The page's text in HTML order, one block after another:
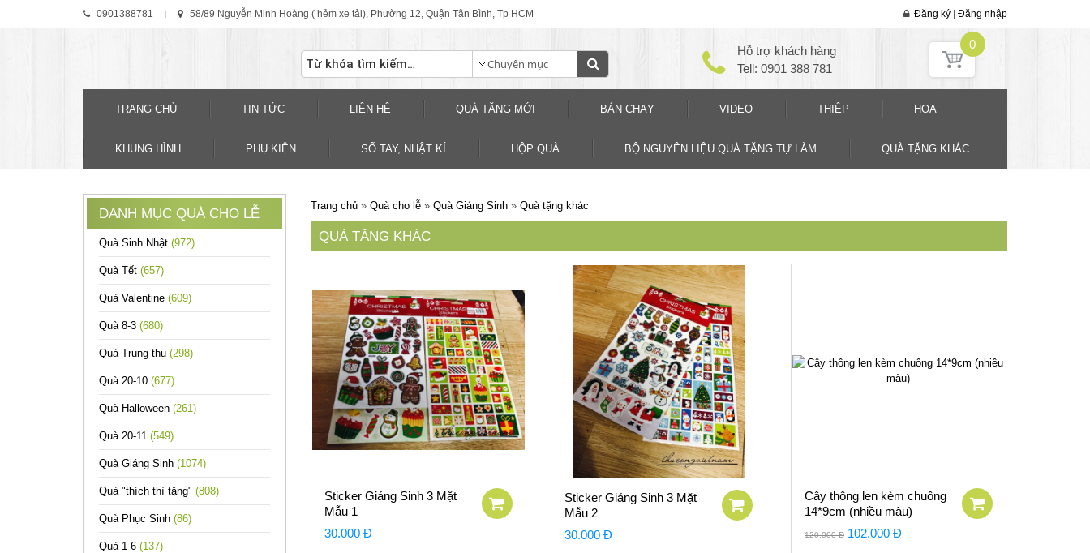
0901388781 58/89 Nguyễn Minh Hoàng ( hẻm xe tải), Phường 12, Quận Tân Bình, Tp HCM Đăng ký | Đăng nhập
Hỗ trợ khách hàng
Tell: 0901 388 781
0
TRANG CHỦ TIN TỨC LIÊN HỆ QUÀ TẶNG MỚI BÁN CHẠY VIDEO THIỆP HOA
KHUNG HÌNH PHỤ KIỆN SỐ TAY, NHẬT KÍ HỘP QUÀ BỘ NGUYÊN LIỆU QUÀ TẶNG TỰ LÀM QUÀ TẶNG KHÁC
DANH MỤC QUÀ CHO LỄ
Quà Sinh Nhật (972)
Quà Tết (657)
Quà Valentine (609)
Quà 8-3 (680)
Quà Trung thu (298)
Quà 20-10 (677)
Quà Halloween (261)
Quà 20-11 (549)
Quà Giáng Sinh (1074)
Quà "thích thì tặng" (808)
Quà Phục Sinh (86)
Quà 1-6 (137)
Trang chủ» Quà cho lễ» Quà Giáng Sinh» Quà tặng khác
QUÀ TẶNG KHÁC
Sticker Giáng Sinh 3 Mặt
Mẫu 1
30.000 Đ
Sticker Giáng Sinh 3 Mặt
Mẫu 2
30.000 Đ
Cây thông len kèm chuông
14*9cm (nhiều màu)
120.000 Đ 102.000 Đ